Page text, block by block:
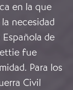
en la que
necesidad
de
fue
Para los
Civil